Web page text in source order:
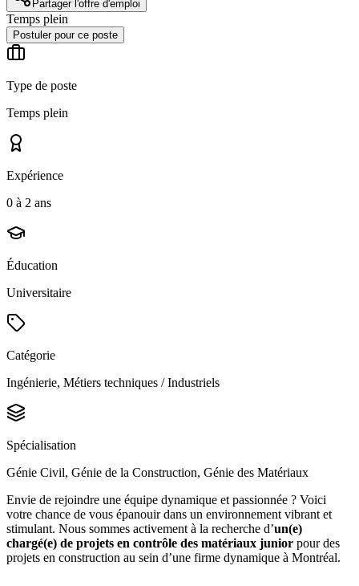
Partager l'offre d'emploi
Temps plein
Postuler pour ce poste
Type de poste
Temps plein
Expérience
0 à 2 ans
Éducation
Universitaire
Catégorie
Ingénierie, Métiers techniques / Industriels
Spécialisation
Génie Civil, Génie de la Construction, Génie des Matériaux
Envie de rejoindre une équipe dynamique et passionnée ? Voici
votre chance de vous épanouir dans un environnement vibrant et
stimulant. Nous sommes activement à la recherche d’un(e)
chargé(e) de projets en contrôle des matériaux junior pour des
projets en construction au sein d’une firme dynamique à Montréal.